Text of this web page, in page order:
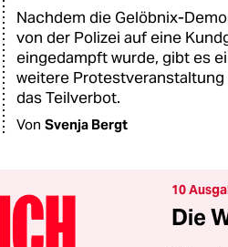
Nachdem die Gelöbnix-
von der Polizei auf eine
eingedampft wurde, gibt es
weitere Protestveranstaltung
das Teilverbot.
Von Svenja Bergt
10
Die